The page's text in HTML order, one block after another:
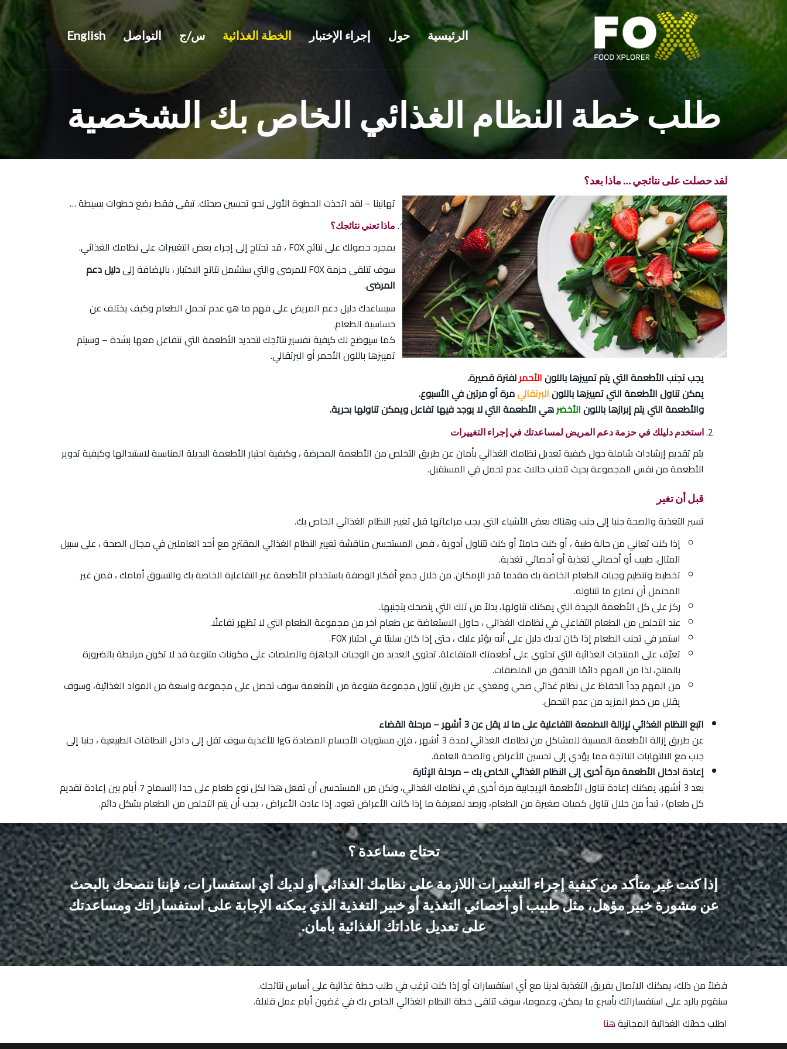
الرئيسية حول إجراء الإختبار الخطة الغذائية س/ج التواصل English
طلب خطة النظام الغذائي الخاص بك الشخصية
لقد حصلت على نتائجي … ماذا بعد؟
تهانينا – لقد اتخذت الخطوة الأولى نحو تحسين صحتك. تبقى فقط بضع خطوات بسيطة …
ماذا تعني نتائجك؟
بمجرد حصولك على نتائج FOX ، قد تحتاج إلى إجراء بعض التغييرات على نظامك الغذائي.
سوف تتلقى حزمة FOX للمرضى والتي ستشمل نتائج الاختبار ، بالإضافة إلى
دليل دعم
المرضى.
سيساعدك دليل دعم المريض على فهم ما هو عدم تحمل الطعام وكيف يختلف عن
حساسية الطعام.
كما سيوضح لك كيفية تفسير نتائجك لتحديد الأطعمة التي تتفاعل معها بشدة – وسيتم
تمييزها باللون الأحمر أو البرتقالي.
يجب تجنب الأطعمة التي يتم تمييزها باللونالأحمرلفترة قصيرة.
يمكن تناول الأطعمة التي تمييزها باللونالبرتقاليمرة أو مرتين في الأسبوع.
والأطعمة التي يتم إبرازها باللونالأخضرهي الأطعمة التي لا يوجد فيها تفاعل ويمكن تناولها بحرية.
استخدم دليلك في حزمة دعم المريض لمساعدتك في إجراء التغييرات
يتم تقديم إرشادات شاملة حول كيفية تعديل نظامك الغذائي بأمان عن طريق التخلص من الأطعمة المحرضة ، وكيفية اختيار الأطعمة البديلة المناسبة لاستبدالها وكيفية تدوير
الأطعمة من نفس المجموعة بحيث تتجنب حالات عدم تحمل في المستقبل.
قبل أن تغير
تسير التغذية والصحة جنبا إلى جنب وهناك بعض الأشياء التي يجب مراعاتها قبل تغيير النظام الغذائي الخاص بك.
إذا كنت تعاني من حالة طبية ، أو كنت حاملاً أو كنت تتناول أدوية ، فمن المستحسن مناقشة تغيير النظام الغذائي المقترح مع أحد العاملين في مجال الصحة ، على سبيل
المثال. طبيب أو أخصائي تغذية أو أخصائي تغذية.
تخطيط وتنظيم وجبات الطعام الخاصة بك مقدما قدر الإمكان. من خلال جمع أفكار الوصفة باستخدام الأطعمة غير التفاعلية الخاصة بك والتسوق أمامك ، فمن غير
المحتمل أن تصارع ما تتناوله.
ركز على كل الأطعمة الجيدة التي يمكنك تناولها، بدلاً من تلك التي ينصحك بتجنبها.
عند التخلص من الطعام التفاعلي في نظامك الغذائي ، حاول الاستعاضة عن طعام آخر من مجموعة الطعام التي لا تظهر تفاعلًا.
استمر في تجنب الطعام إذا كان لديك دليل على أنه يؤثر عليك ، حتى إذا كان سلبيًا في اختبار FOX.
تعرّف على المنتجات الغذائية التي تحتوي على أطعمتك المتفاعلة. تحتوي العديد من الوجبات الجاهزة والصلصات على مكونات متنوعة قد لا تكون مرتبطة بالضرورة
بالمنتج، لذا من المهم دائمًا التحقق من الملصقات.
من المهم جداً الحفاظ على نظام غذائي صحي ومغذي. عن طريق تناول مجموعة متنوعة من الأطعمة سوف تحصل على مجموعة واسعة من المواد الغذائية، وسوف
يقلل من خطر المزيد من عدم التحمل.
اتبع النظام الغذائي لإزالة الاطمعة التفاعلية على ما لا يقل عن 3 أشهر – مرحلة القضاء
عن طريق إزالة الأطعمة المسببة للمشاكل من نظامك الغذائي لمدة 3 أشهر ، فإن مستويات الأجسام المضادة IgG للأغذية سوف تقل إلى داخل النطاقات الطبيعية ، جنبا إلى
جنب مع الالتهابات الناتجة مما يؤدي إلى تحسين الأعراض والصحة العامة.
إعادة ادخال الأطعمة مرة أخرى إلى النظام الغذائي الخاص بك – مرحلة الإثارة
بعد 3 أشهر، يمكنك إعادة تناول الأطعمة الإيجابية مرة أخرى في نظامك الغذائي، ولكن من المستحسن أن تفعل هذا لكل نوع طعام على حدا (السماح 7 أيام بين إعادة تقديم
كل طعام) ، تبدأ من خلال تناول كميات صغيرة من الطعام، ورصد لمعرفة ما إذا كانت الأعراض تعود. إذا عادت الأعراض ، يجب أن يتم التخلص من الطعام بشكل دائم.
تحتاج مساعدة ؟
إذا كنت غير متأكد من كيفية إجراء التغييرات اللازمة على نظامك الغذائي أو لديك أي استفسارات، فإننا ننصحك بالبحث
عن مشورة خبير مؤهل، مثل طبيب أو أخصائي التغذية أو خبير التغذية الذي يمكنه الإجابة على استفساراتك ومساعدتك
على تعديل عاداتك الغذائية بأمان.
فضلاً من ذلك، يمكنك الاتصال بفريق التغذية لدينا مع أي استفسارات أو إذا كنت ترغب في طلب خطة غذائية على أساس نتائجك.
سنقوم بالرد على استفساراتك بأسرع ما يمكن، وعموما، سوف تتلقى خطة النظام الغذائي الخاص بك في غضون أيام عمل قليلة.
اطلب خطتك الغذائية المجانيةهنا